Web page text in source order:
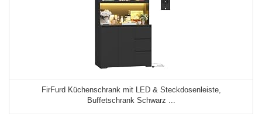
FirFurd Küchenschrank mit LED & Steckdosenleiste,
Buffetschrank Schwarz ...